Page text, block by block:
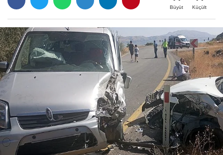
Büyüt Küçült